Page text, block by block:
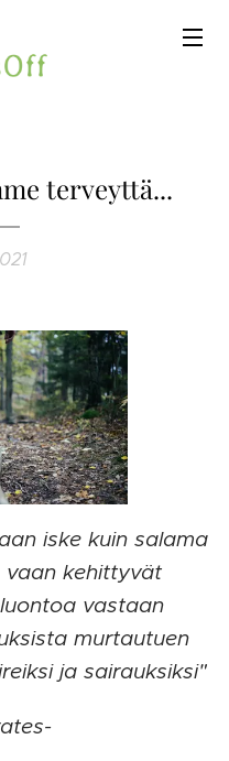
terveyttä...
iske kuin salama
kehittyvät
vastaan
murtautuen
ja sairauksiksi"